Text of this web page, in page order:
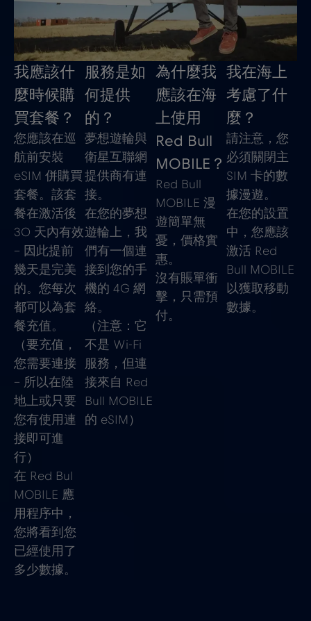
我應該什
麼時候購
買套餐？
您應該在巡
航前安裝
eSIM 併購買
套餐。該套
餐在激活後
30 天內有效
– 因此提前
幾天是完美
的。您每次
都可以為套
餐充值。
（要充值，
您需要連接
– 所以在陸
地上或只要
您有使用連
接即可進
行）
在 Red Bul
MOBILE 應
用程序中，
您將看到您
已經使用了
多少數據。
服務是如
何提供
的？
夢想遊輪與
衛星互聯網
提供商有連
接。
在您的夢想
遊輪上，我
們有一個連
接到您的手
機的 4G 網
絡。
（注意：它
不是 Wi-Fi
服務，但連
接來自 Red
Bull MOBILE
的 eSIM）
為什麼我
應該在海
上使用
Red Bull
MOBILE？
Red Bull
MOBILE 漫
遊簡單無
憂，價格實
惠。
沒有賬單衝
擊，只需預
付。
我在海上
考慮了什
麼？
請注意，您
必須關閉主
SIM 卡的數
據漫遊。
在您的設置
中，您應該
激活 Red
Bull MOBILE
以獲取移動
數據。